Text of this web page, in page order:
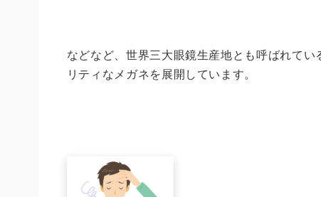
などなど、世界三大眼鏡生産地とも呼ばれて
リティなメガネを展開しています。